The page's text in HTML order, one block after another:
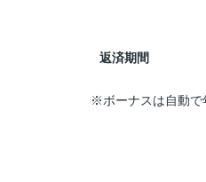
返済期間
※ボーナスは自動で